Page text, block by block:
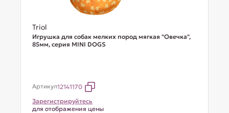
Triol
Игрушка для собак мелких пород мягкая "Овечка",
85мм, серия MINI DOGS
Артикул12141170
Зарегистрируйтесь
для отображения цены